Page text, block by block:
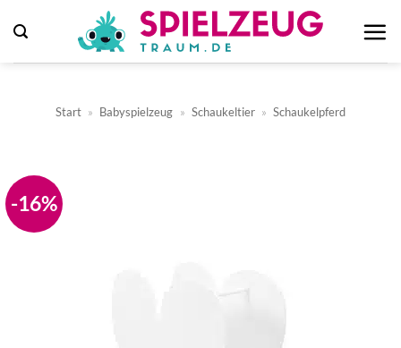
Inhalt
springen
Start » Babyspielzeug » Schaukeltier » Schaukelpferd
-16%